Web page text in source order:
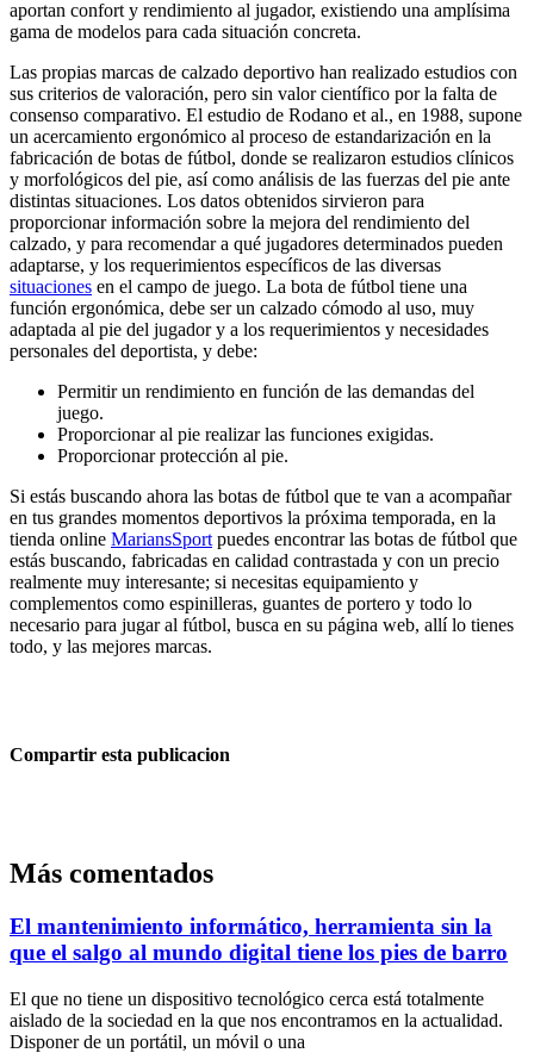
aportan confort y rendimiento al jugador, existiendo una amplísima
gama de modelos para cada situación concreta.
Las propias marcas de calzado deportivo han realizado estudios con
sus criterios de valoración, pero sin valor científico por la falta de
consenso comparativo. El estudio de Rodano et al., en 1988, supone
un acercamiento ergonómico al proceso de estandarización en la
fabricación de botas de fútbol, donde se realizaron estudios clínicos
y morfológicos del pie, así como análisis de las fuerzas del pie ante
distintas situaciones. Los datos obtenidos sirvieron para
proporcionar información sobre la mejora del rendimiento del
calzado, y para recomendar a qué jugadores determinados pueden
adaptarse, y los requerimientos específicos de las diversas
situaciones en el campo de juego. La bota de fútbol tiene una
función ergonómica, debe ser un calzado cómodo al uso, muy
adaptada al pie del jugador y a los requerimientos y necesidades
personales del deportista, y debe:
Permitir un rendimiento en función de las demandas del
juego.
Proporcionar al pie realizar las funciones exigidas.
Proporcionar protección al pie.
Si estás buscando ahora las botas de fútbol que te van a acompañar
en tus grandes momentos deportivos la próxima temporada, en la
tienda online MariansSport puedes encontrar las botas de fútbol que
estás buscando, fabricadas en calidad contrastada y con un precio
realmente muy interesante; si necesitas equipamiento y
complementos como espinilleras, guantes de portero y todo lo
necesario para jugar al fútbol, busca en su página web, allí lo tienes
todo, y las mejores marcas.
Compartir esta publicacion
Más comentados
El mantenimiento informático, herramienta sin la
que el salgo al mundo digital tiene los pies de barro
El que no tiene un dispositivo tecnológico cerca está totalmente
aislado de la sociedad en la que nos encontramos en la actualidad.
Disponer de un portátil, un móvil o una